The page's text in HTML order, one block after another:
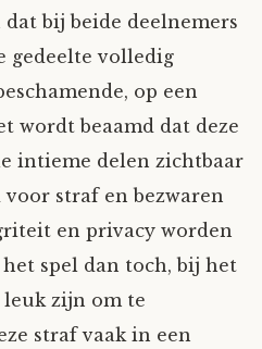
bij beide deelnemers
gedeelte volledig
op een
wordt beaamd dat deze
intieme delen zichtbaar
straf en bezwaren
en privacy worden
spel dan toch, bij het
zijn om te
straf vaak in een